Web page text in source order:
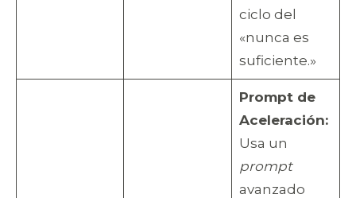
ciclo del
«nunca es
suficiente.»
Prompt de
Aceleración:
Usa un
prompt
avanzado